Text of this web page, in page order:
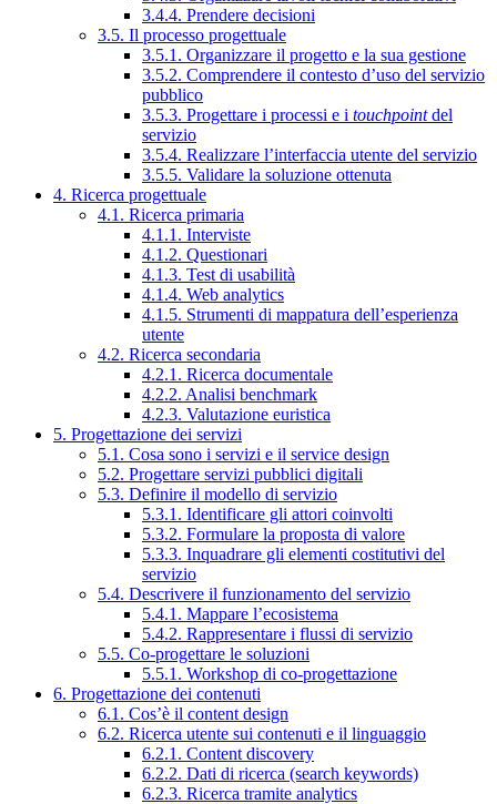
3.4.4. Prendere decisioni
3.5. Il processo progettuale
3.5.1. Organizzare il progetto e la sua gestione
3.5.2. Comprendere il contesto d’uso del servizio
pubblico
3.5.3. Progettare i processi e i touchpointdel
servizio
3.5.4. Realizzare l’interfaccia utente del servizio
3.5.5. Validare la soluzione ottenuta
4. Ricerca progettuale
4.1. Ricerca primaria
4.1.1. Interviste
4.1.2. Questionari
4.1.3. Test di usabilità
4.1.4. Web analytics
4.1.5. Strumenti di mappatura dell’esperienza
utente
4.2. Ricerca secondaria
4.2.1. Ricerca documentale
4.2.2. Analisi benchmark
4.2.3. Valutazione euristica
5. Progettazione dei servizi
5.1. Cosa sono i servizi e il service design
5.2. Progettare servizi pubblici digitali
5.3. Definire il modello di servizio
5.3.1. Identificare gli attori coinvolti
5.3.2. Formulare la proposta di valore
5.3.3. Inquadrare gli elementi costitutivi del
servizio
5.4. Descrivere il funzionamento del servizio
5.4.1. Mappare l’ecosistema
5.4.2. Rappresentare i flussi di servizio
5.5. Co-progettare le soluzioni
5.5.1. Workshop di co-progettazione
6. Progettazione dei contenuti
6.1. Cos’è il content design
6.2. Ricerca utente sui contenuti e il linguaggio
6.2.1. Content discovery
6.2.2. Dati di ricerca (search keywords)
6.2.3. Ricerca tramite analytics